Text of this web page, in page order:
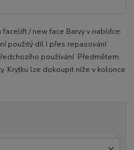
/ new face Barvy v nabídce:
použitý díl I přes repasování
používání Předmětem
Krytku lze dokoupit níže v kolonce